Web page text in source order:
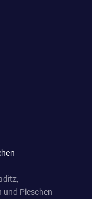
und Pieschen